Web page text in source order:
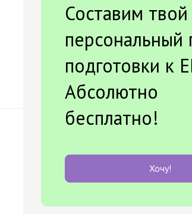
Составим твой
персональный
подготовки к
Абсолютно
бесплатно!
Хочу!